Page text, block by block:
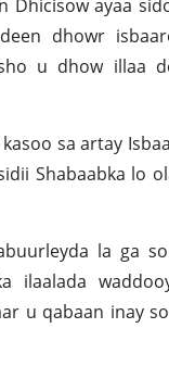
Dhicisow ayaa
dhowr
u dhow illaa
sa artay
Shabaabka lo
la ga
ilaalada
u qabaan inay